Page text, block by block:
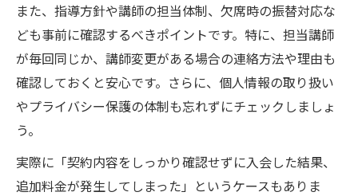
また、指導方針や講師の担当体制、欠席時の振替対応な
ども事前に確認するべきポイントです。特に、担当講師
が毎回同じか、講師変更がある場合の連絡方法や理由も
確認しておくと安心です。さらに、個人情報の取り扱い
やプライバシー保護の体制も忘れずにチェックしましょ
う。
実際に「契約内容をしっかり確認せずに入会した結果、
追加料金が発生してしまった」というケースもありま